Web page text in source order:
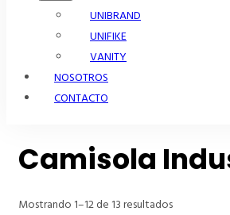
UNIBRAND
UNIFIKE
VANITY
NOSOTROS
CONTACTO
Camisola
Mostrando 1–12 de 13 resultados